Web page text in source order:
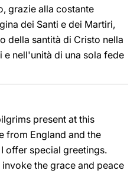
grazie alla costante
dei Santi e dei Martiri,
della santità di Cristo nella
nell'unità di una sola fede
present at this
from England and the
offer special greetings.
the grace and peace